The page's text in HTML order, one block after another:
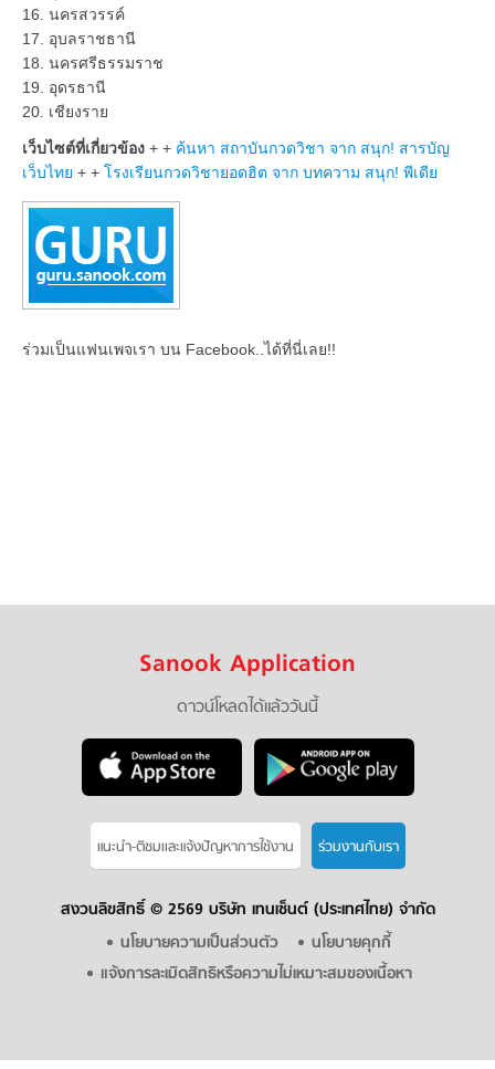
16. นครสวรรค์
17. อุบลราชธานี
18. นครศรีธรรมราช
19. อุดรธานี
20. เชียงราย
เว็บไซต์ที่เกี่ยวข้อง + + ค้นหา สถาบันกวดวิชา จาก สนุก! สารบัญ
เว็บไทย + + โรงเรียนกวดวิชายอดฮิต จาก บทความ สนุก! พีเดีย
ร่วมเป็นแฟนเพจเรา บน Facebook..ได้ที่นี่เลย!!
Sanook Application
ดาวน์โหลดได้แล้ววันนี้
แนะนำ-ติชมเเละแจ้งปัญหาการใช้งาน ร่วมงานกับเรา
สงวนลิขสิทธิ์ © 2569 บริษัท เทนเซ็นต์ (ประเทศไทย) จำกัด
นโยบายความเป็นส่วนตัว
นโยบายคุกกี้
แจ้งการละเมิดสิทธิหรือความไม่เหมาะสมของเนื้อหา